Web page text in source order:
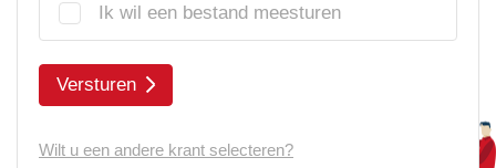
Ik wil een bestand meesturen
Versturen
Wilt u een andere krant selecteren?